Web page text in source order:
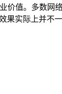
价值。多数网
果实际上并不